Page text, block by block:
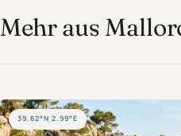
Mehr aus
39.62°N 2.99°E